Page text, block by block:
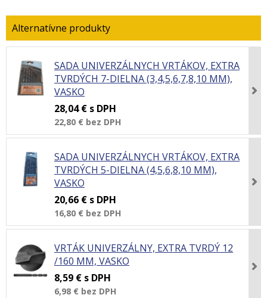
SADA UNIVERZÁLNYCH VRTÁKOV, EXTRA
TVRDÝCH 7-DIELNA (3,4,5,6,7,8,10 MM),
VASKO
28,04 € s DPH
22,80 € bez DPH
SADA UNIVERZÁLNYCH VRTÁKOV, EXTRA
TVRDÝCH 5-DIELNA (4,5,6,8,10 MM),
VASKO
20,66 € s DPH
16,80 € bez DPH
VRTÁK UNIVERZÁLNY, EXTRA TVRDÝ 12
/160 MM, VASKO
8,59 € s DPH
6,98 € bez DPH